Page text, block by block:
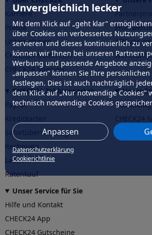
Unvergleichlich lecker
Mit dem Klick auf „geht klar”
über Cookies ein verbessertes
servieren und dieses kontinuierlich zu
können wir Ihnen bei unseren Partnern
Werbung und passende Angebote
„anpassen” können Sie Ihre
festlegen. Dies ist auch nachträglich
dem Klick auf „Nur notwendige Cookies”
technisch notwendige Cookies
Anpassen
Datenschutzerklärung
Cookierichtlinie
Karriere
Presse
Unternehmen
CHECK24 Österreich
CHECK24 Spanien
Profi
Affiliate
CHECK24 Zahlungsarten
PayPal
Sofortüberweisung
Rechnung
Lastschrift
Ratenkauf
Unser
CHECK24
Unser Service für Sie
Hilfe und Kontakt
CHECK24 App
CHECK24 Gutscheine